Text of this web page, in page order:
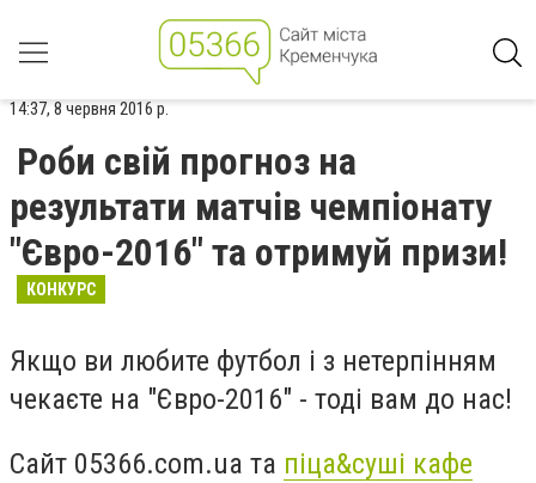
14:37, 8 червня 2016 р.
Роби свій прогноз на
результати матчів чемпіонату
"Євро-2016" та отримуй призи!
КОНКУРС
Якщо ви любите футбол і з нетерпінням
чекаєте на "Євро-2016" - тоді вам до нас!
Сайт 05366.com.ua та піца&суші кафе